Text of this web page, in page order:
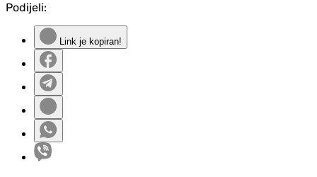
Podijeli:
Link je kopiran!